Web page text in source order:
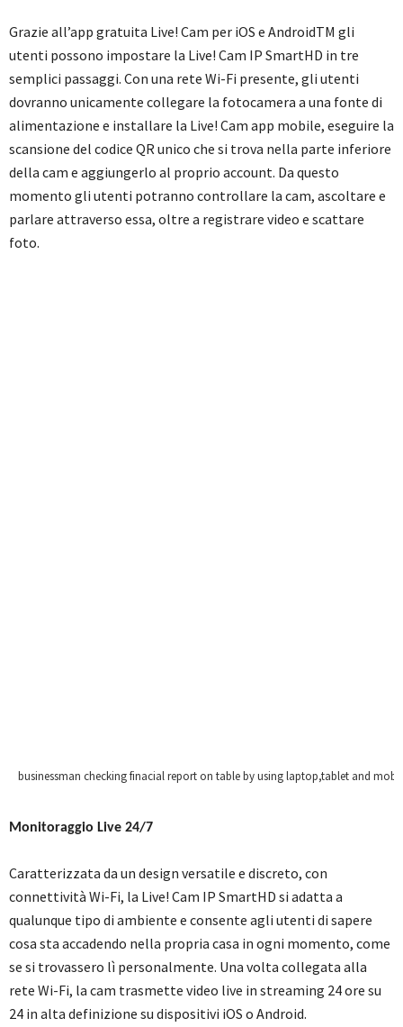
Grazie all’app gratuita Live! Cam per iOS e AndroidTM gli
utenti possono impostare la Live! Cam IP SmartHD in tre
semplici passaggi. Con una rete Wi-Fi presente, gli utenti
dovranno unicamente collegare la fotocamera a una fonte di
alimentazione e installare la Live! Cam app mobile, eseguire la
scansione del codice QR unico che si trova nella parte inferiore
della cam e aggiungerlo al proprio account. Da questo
momento gli utenti potranno controllare la cam, ascoltare e
parlare attraverso essa, oltre a registrare video e scattare
foto.
businessman checking finacial report on table by using laptop,tablet and
Monitoraggio Live 24/7
Caratterizzata da un design versatile e discreto, con
connettività Wi-Fi, la Live! Cam IP SmartHD si adatta a
qualunque tipo di ambiente e consente agli utenti di sapere
cosa sta accadendo nella propria casa in ogni momento, come
se si trovassero lì personalmente. Una volta collegata alla
rete Wi-Fi, la cam trasmette video live in streaming 24 ore su
24 in alta definizione su dispositivi iOS o Android.